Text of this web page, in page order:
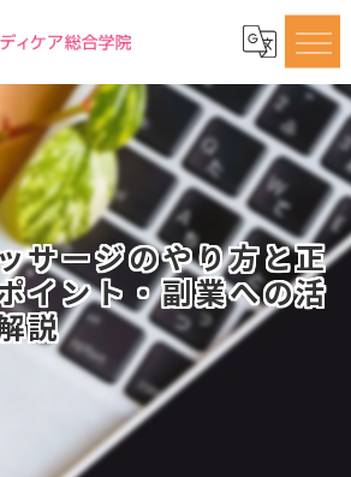
サージのやり方と正
イント・副業への活
説